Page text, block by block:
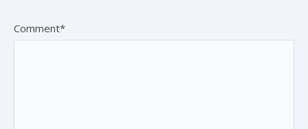
Comment*